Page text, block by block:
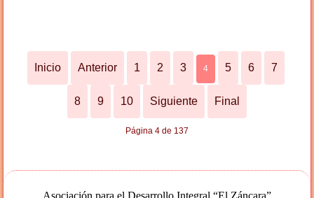
Inicio Anterior 1 2 3 4 5 6 7
8 9 10 Siguiente Final
Página 4 de 137
Asociación para el Desarrollo Integral “El Záncara”